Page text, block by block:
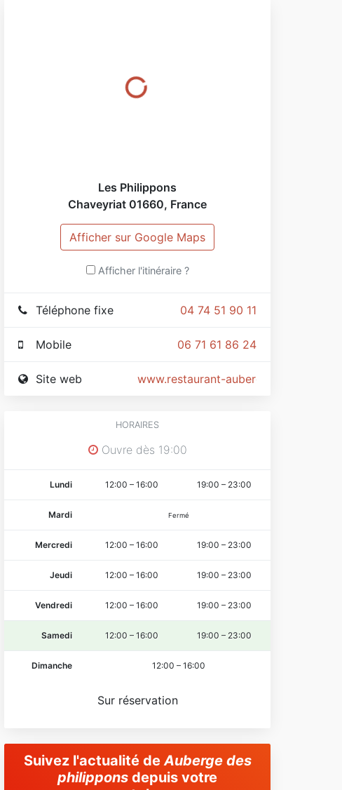
Les Philippons
Chaveyriat 01660, France
Afficher sur Google Maps
Afficher l'itinéraire ?
04 74 51 90 11
Téléphone fixe
06 71 61 86 24
Mobile
www.restaurant-auberge-philippons.fr
Site web
HORAIRES
Ouvre dès 19:00
Lundi 12:00 – 16:00 19:00 – 23:00
Mardi Fermé
Mercredi 12:00 – 16:00 19:00 – 23:00
Jeudi 12:00 – 16:00 19:00 – 23:00
Vendredi 12:00 – 16:00 19:00 – 23:00
Samedi 12:00 – 16:00 19:00 – 23:00
Dimanche 12:00 – 16:00
Sur réservation
Suivez l'actualité de Auberge des
philippons depuis votre